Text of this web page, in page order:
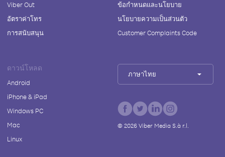
Viber Out
อัตราค่าโทร
การสนับสนุน
ข้อกำหนดและนโยบาย
นโยบายความเป็นส่วนตัว
Customer Complaints Code
ดาวน์โหลด
Android
iPhone & iPad
Windows PC
Mac
Linux
ภาษาไทย
© 2026Viber Media S.à r.l.